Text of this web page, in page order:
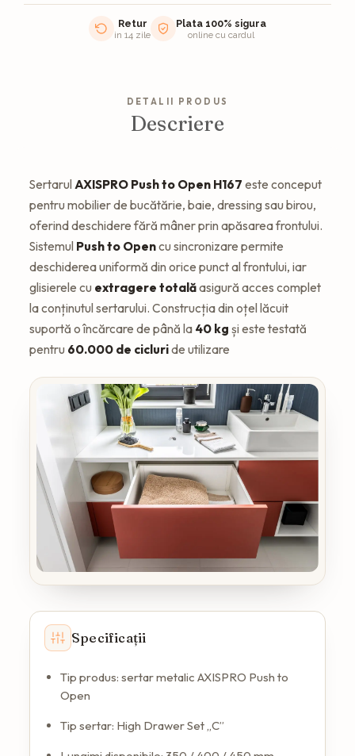
Retur
in 14 zile
Plata 100% sigura
online cu cardul
DETALII PRODUS
Descriere
Sertarul AXISPRO Push to Open H167 este conceput
pentru mobilier de bucătărie, baie, dressing sau birou,
oferind deschidere fără mâner prin apăsarea frontului.
Sistemul Push to Opencu sincronizare permite
deschiderea uniformă din orice punct al frontului, iar
glisierele cu extragere totalăasigură acces complet
la conținutul sertarului. Construcția din oțel lăcuit
suportă o încărcare de până la 40 kg și este testată
pentru 60.000 de cicluride utilizare
Specificații
Tip produs: sertar metalic AXISPRO Push to
Open
Tip sertar: High Drawer Set „C”